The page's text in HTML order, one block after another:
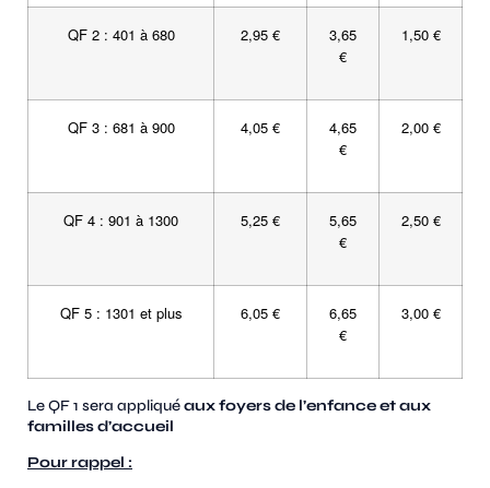
QF 2 : 401 à 680 2,95 €
3,65
€
1,50 €
QF 3 : 681 à 900 4,05 €
4,65
€
2,00 €
QF 4 : 901 à 1300 5,25 €
5,65
€
2,50 €
QF 5 : 1301 et plus 6,05 €
6,65
€
3,00 €
Le QF 1 sera appliquéaux foyers de l’enfance et aux
familles d’accueil
Pour rappel :